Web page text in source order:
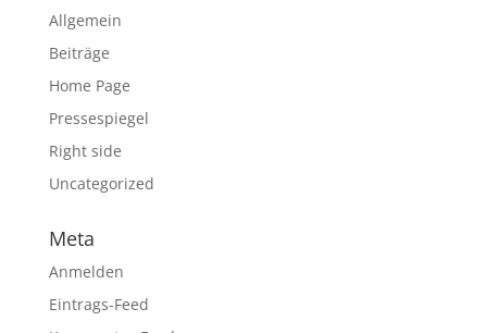
Allgemein
Beiträge
Home Page
Pressespiegel
Right side
Uncategorized
Meta
Anmelden
Eintrags-Feed